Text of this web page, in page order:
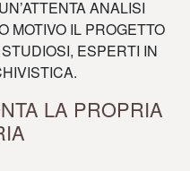
ANALISI
MOTIVO IL PROGETTO
ESPERTI IN
LA PROPRIA